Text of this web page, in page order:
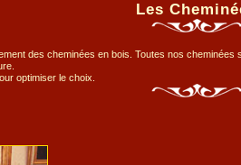
Les
des cheminées en bois. Toutes nos cheminées
optimiser le choix.